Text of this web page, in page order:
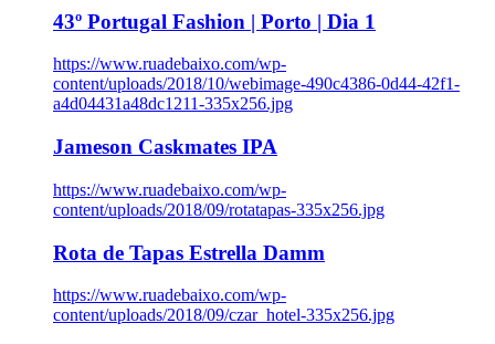
43º Portugal Fashion | Porto | Dia 1
https://www.ruadebaixo.com/wp-
content/uploads/2018/10/webimage-490c4386-0d44-42f1-
a4d04431a48dc1211-335x256.jpg
Jameson Caskmates IPA
https://www.ruadebaixo.com/wp-
content/uploads/2018/09/rotatapas-335x256.jpg
Rota de Tapas Estrella Damm
https://www.ruadebaixo.com/wp-
content/uploads/2018/09/czar_hotel-335x256.jpg